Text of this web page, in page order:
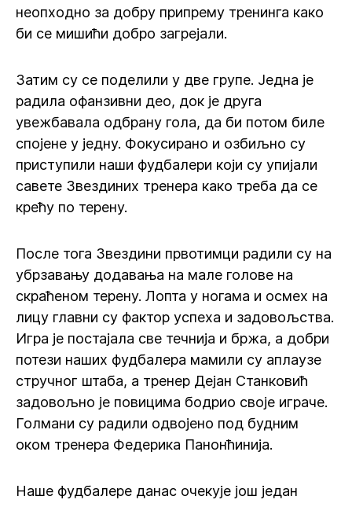
неопходно за добру припрему тренинга како
би се мишићи добро загрејали.
Затим су се поделили у две групе. Једна је
радила офанзивни део, док је друга
увежбавала одбрану гола, да би потом биле
спојене у једну. Фокусирано и озбиљно су
приступили наши фудбалери који су упијали
савете Звездиних тренера како треба да се
крећу по терену.
После тога Звездини првотимци радили су на
убрзавању додавања на мале голове на
скраћеном терену. Лопта у ногама и осмех на
лицу главни су фактор успеха и задовољства.
Игра је постајала све течнија и бржа, а добри
потези наших фудбалера мамили су аплаузе
стручног штаба, а тренер Дејан Станковић
задовољно је повицима бодрио своје играче.
Голмани су радили одвојено под будним
оком тренера Федерика Панонћинија.
Наше фудбалере данас очекује још један